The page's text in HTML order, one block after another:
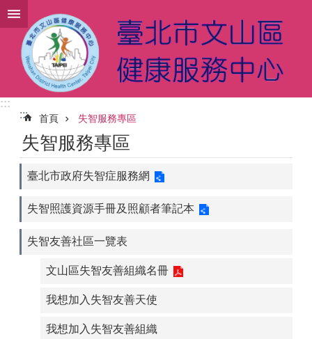
跳到主要內容區塊
:::
:::
首頁 失智服務專區
失智服務專區
臺北市政府失智症服務網
失智照護資源手冊及照顧者筆記本
失智友善社區一覽表
文山區失智友善組織名冊
我想加入失智友善天使
我想加入失智友善組織